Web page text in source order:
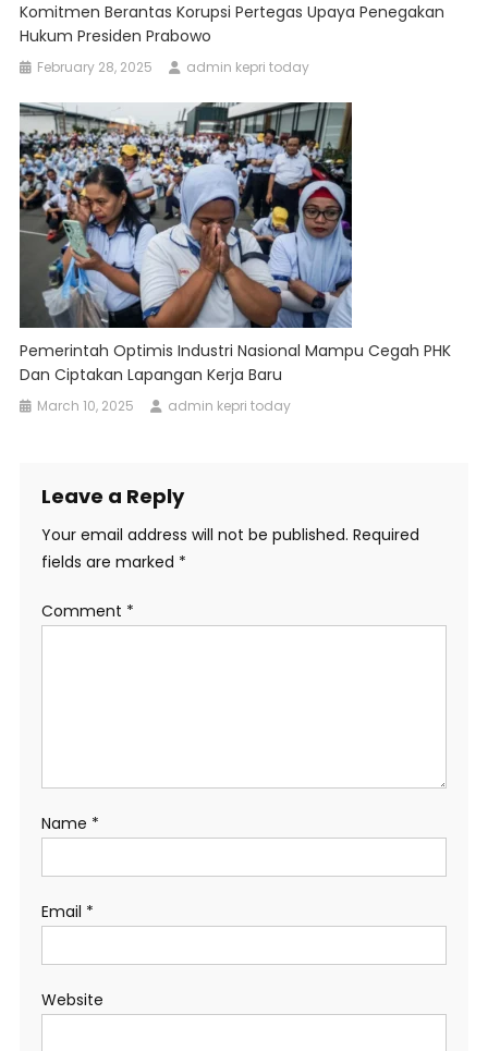
Komitmen Berantas Korupsi Pertegas Upaya Penegakan
Hukum Presiden Prabowo
February 28, 2025 admin kepri today
Pemerintah Optimis Industri Nasional Mampu Cegah PHK
Dan Ciptakan Lapangan Kerja Baru
March 10, 2025 admin kepri today
Leave a Reply
Your email address will not be published. Required
fields are marked *
Comment *
Name *
Email *
Website